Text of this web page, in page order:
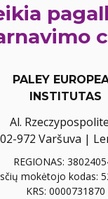
PALEY
INSTITUTAS
Al.
02-972 Varšuva |
REGIONAS:
mokėtojo kodas:
KRS: 0000731870